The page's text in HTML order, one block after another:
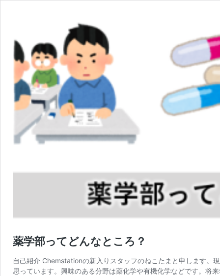
薬学部ってどんなところ？
自己紹介 Chemstationの新入りスタッフのねこたまと申します。
思っています。興味のある分野は薬化学や有機化学などです。将